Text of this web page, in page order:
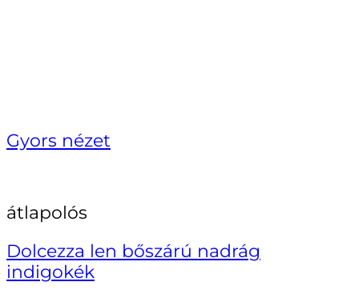
Gyors nézet
átlapolós
Dolcezza len bőszárú nadrág
indigokék